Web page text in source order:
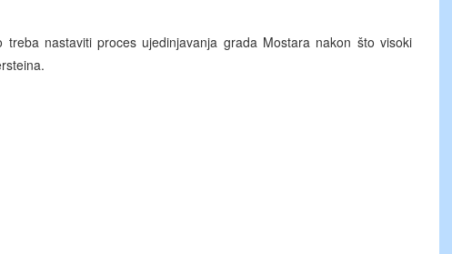
nastaviti proces ujedinjavanja grada Mostara nakon što visoki